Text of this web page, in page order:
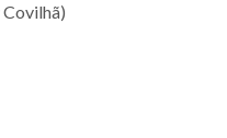
Covilhã)